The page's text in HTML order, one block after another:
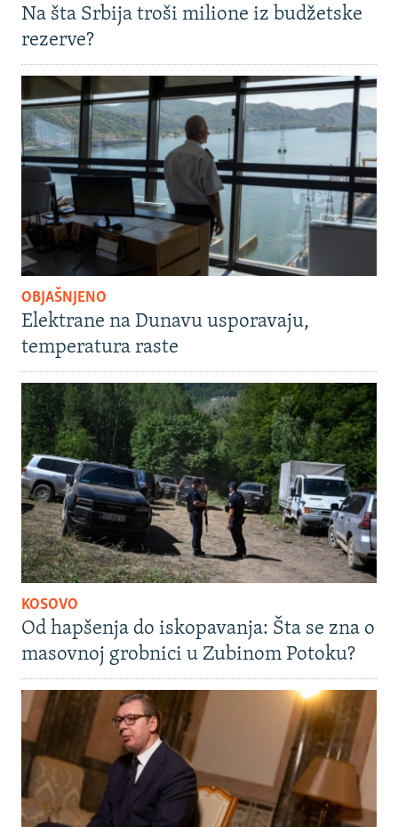
Na šta Srbija troši milione iz budžetske
rezerve?
OBJAŠNJENO
Elektrane na Dunavu usporavaju,
temperatura raste
KOSOVO
Od hapšenja do iskopavanja: Šta se zna o
masovnoj grobnici u Zubinom Potoku?